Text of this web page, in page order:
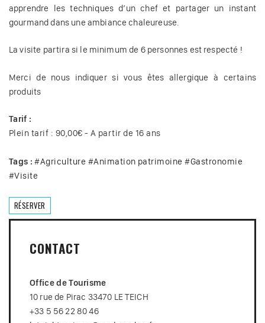
apprendre les techniques d’un chef et partager un instant
gourmand dans une ambiance chaleureuse.
La visite partira si le minimum de 6 personnes est respecté !
Merci de nous indiquer si vous êtes allergique à certains
produits
Tarif :
Plein tarif : 90,00€ - A partir de 16 ans
Tags : #Agriculture #Animation patrimoine #Gastronomie
#Visite
RÉSERVER
CONTACT
Office de Tourisme
10 rue de Pirac 33470 LE TEICH
+33 5 56 22 80 46